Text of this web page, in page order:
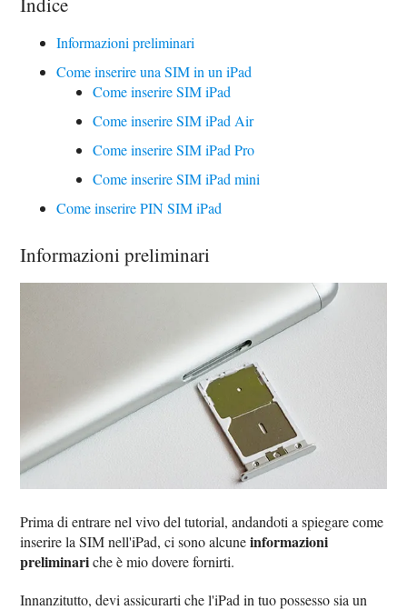
Informazioni preliminari
Come inserire una SIM in un iPad
Come inserire SIM iPad
Come inserire SIM iPad Air
Come inserire SIM iPad Pro
Come inserire SIM iPad mini
Come inserire PIN SIM iPad
Informazioni preliminari
Prima di entrare nel vivo del tutorial, andandoti a spiegare come
inserire la SIM nell'iPad, ci sono alcuneinformazioni
preliminariche è mio dovere fornirti.
Innanzitutto, devi assicurarti che l'iPad in tuo possesso sia un